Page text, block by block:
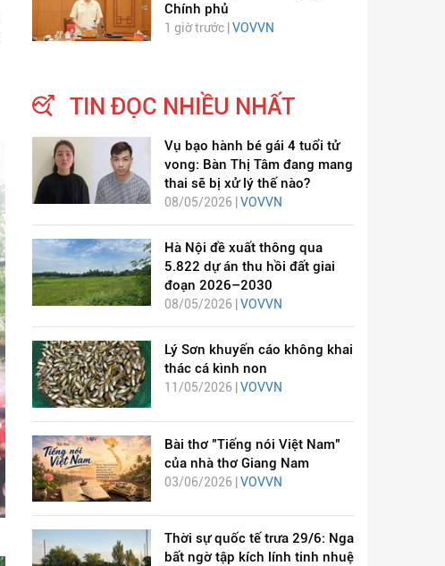
Chính phủ
1 giờ trước | VOVVN
TIN ĐỌC NHIỀU NHẤT
Vụ bạo hành bé gái 4 tuổi tử
vong: Bàn Thị Tâm đang mang
thai sẽ bị xử lý thế nào?
08/05/2026 | VOVVN
Hà Nội đề xuất thông qua
5.822 dự án thu hồi đất giai
đoạn 2026–2030
08/05/2026 | VOVVN
Lý Sơn khuyến cáo không khai
thác cá kình non
11/05/2026 | VOVVN
Bài thơ "Tiếng nói Việt Nam"
của nhà thơ Giang Nam
03/06/2026 |VOVVN
Thời sự quốc tế trưa 29/6: Nga
bất ngờ tập kích lính tinh nhuệ